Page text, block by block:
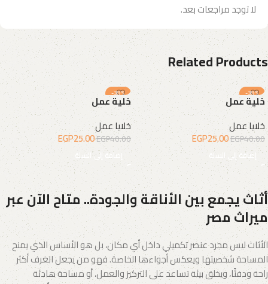
لا توجد مراجعات بعد.
Related Products
-38%
خلية عمل
خلايا عمل
EGP40.00
EGP25.00
إضافة إلى السلة
-38%
خلية عمل
خلايا عمل
EGP40.00
EGP25.00
إضافة إلى السلة
أثاث يجمع بين الأناقة والجودة.. متاح الآن عبر
ميراث مصر
الأثاث ليس مجرد عنصر تكميلي داخل أي مكان، بل هو الأساس الذي يمنح
المساحة شخصيتها ويعكس أجواءها الخاصة. فهو من يجعل الغرف أكثر
راحة ودفئًا، ويخلق بيئة تساعد على التركيز والعمل، أو مساحة هادئة